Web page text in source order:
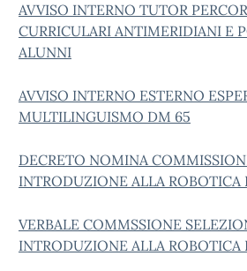
AVVISO INTERNO TUTOR
CURRICULARI ANTIMERIDIANI E
ALUNNI
AVVISO INTERNO ESTERNO
MULTILINGUISMO DM 65
DECRETO NOMINA
INTRODUZIONE ALLA ROBOTICA
VERBALE COMMSSIONE
INTRODUZIONE ALLA ROBOTICA